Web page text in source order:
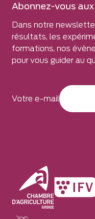
Abonnez-vous
Dans notre
résultats, les
formations, nos
pour vous guider au
Votre e-mail